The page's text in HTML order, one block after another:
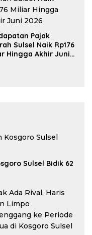
Pajak
Sulsel Naik Rp176
Hingga Akhir Juni
Sulsel Bidik 62